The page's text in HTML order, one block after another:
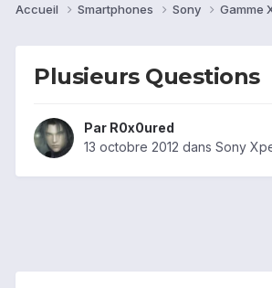
Accueil Smartphones Sony Gamme
Plusieurs Questions
Par R0x0ured
13 octobre 2012 dans Sony